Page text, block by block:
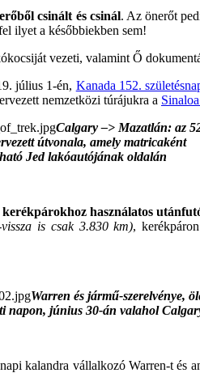
csinált és csinál. Az önerőt
ilyet a későbbiekben sem!
vezeti, valamint Ő
július 1-én, Kanada 152.
nemzetközi túrájukra a
Calgary –> Mazatlán: az
útvonala, amely matricaként
Jed lakóautójának oldalán
használatos
is csak 3.830 km),
Warren és jármű-szerelvénye,
napon, június 30-án valahol
kalandra vállalkozó Warren-t és